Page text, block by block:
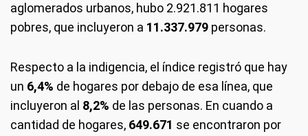
aglomerados urbanos, hubo 2.921.811 hogares
pobres, que incluyeron a 11.337.979 personas.
Respecto a la indigencia, el índice registró que hay
un 6,4% de hogares por debajo de esa línea, que
incluyeron al 8,2% de las personas. En cuando a
cantidad de hogares, 649.671 se encontraron por